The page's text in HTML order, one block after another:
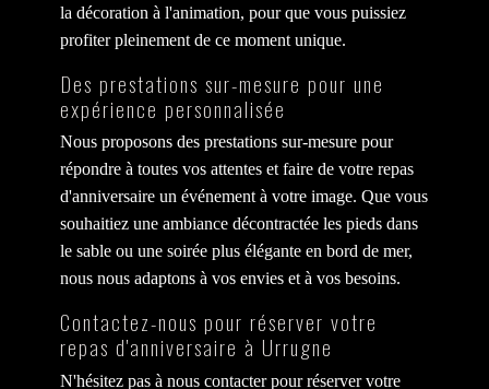
la décoration à l'animation, pour que vous puissiez
profiter pleinement de ce moment unique.
Des prestations sur-mesure pour une
expérience personnalisée
Nous proposons des prestations sur-mesure pour
répondre à toutes vos attentes et faire de votre repas
d'anniversaire un événement à votre image. Que vous
souhaitiez une ambiance décontractée les pieds dans
le sable ou une soirée plus élégante en bord de mer,
nous nous adaptons à vos envies et à vos besoins.
Contactez-nous pour réserver votre
repas d'anniversaire à Urrugne
N'hésitez pas à nous contacter pour réserver votre